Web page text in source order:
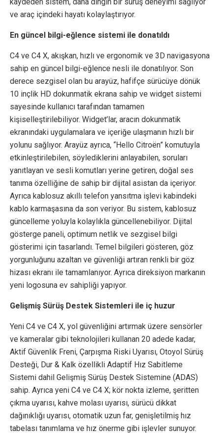
kaydeden sistem, daha dingin bir sürüş deneyimi sağlıyor
ve araç içindeki hayatı kolaylaştırıyor.
En güncel bilgi-eğlence sistemi ile donatıldı
C4 ve C4 X, akışkan, hızlı ve ergonomik ve 3D navigasyona
sahip en güncel bilgi-eğlence nesli ile donatılıyor. Son
derece sezgisel olan bu arayüz, hafifçe sürücüye dönük
10 inçlik HD dokunmatik ekrana sahip ve widget sistemi
sayesinde kullanıcı tarafından tamamen
kişiselleştirilebiliyor. Widget’lar, aracın dokunmatik
ekranındaki uygulamalara ve içeriğe ulaşmanın hızlı bir
yolunu sağlıyor. Arayüz ayrıca, “Hello Citroën” komutuyla
etkinleştirilebilen, söylediklerini anlayabilen, soruları
yanıtlayan ve sesli komutları yerine getiren, doğal ses
tanıma özelliğine de sahip bir dijital asistan da içeriyor.
Ayrıca kablosuz akıllı telefon yansıtma işlevi kabindeki
kablo karmaşasına da son veriyor. Bu sistem, kablosuz
güncelleme yoluyla kolaylıkla güncellenebiliyor. Dijital
gösterge paneli, optimum netlik ve sezgisel bilgi
gösterimi için tasarlandı. Temel bilgileri gösteren, göz
yorgunluğunu azaltan ve güvenliği artıran renkli bir göz
hizası ekranı ile tamamlanıyor. Ayrıca direksiyon markanın
yeni logosuna ev sahipliği yapıyor.
Gelişmiş Sürüş Destek Sistemleri ile iç huzur
Yeni C4 ve C4 X, yol güvenliğini artırmak üzere sensörler
ve kameralar gibi teknolojileri kullanan 20 adede kadar,
Aktif Güvenlik Freni, Çarpışma Riski Uyarısı, Otoyol Sürüş
Desteği, Dur & Kalk özellikli Adaptif Hız Sabitleme
Sistemi dahil Gelişmiş Sürüş Destek Sistemine (ADAS)
sahip. Ayrıca yeni C4 ve C4 X; kör nokta izleme, şeritten
çıkma uyarısı, kahve molası uyarısı, sürücü dikkat
dağınıklığı uyarısı, otomatik uzun far, genişletilmiş hız
tabelası tanımlama ve hız önerme gibi işlevler sunuyor.